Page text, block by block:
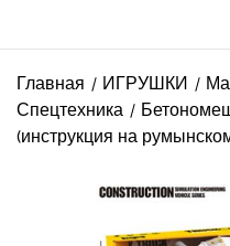
Главная ИГРУШКИ
Спецтехника
(инструкция на